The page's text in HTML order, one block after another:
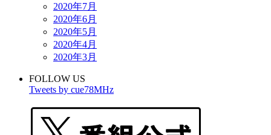
2020年7月
2020年6月
2020年5月
2020年4月
2020年3月
FOLLOW US
Tweets by cue78MHz